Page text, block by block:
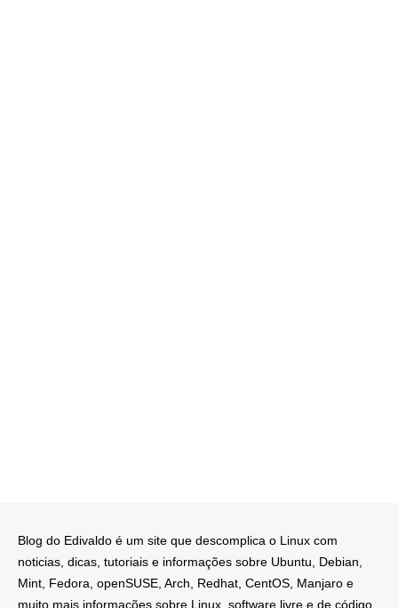
Blog do Edivaldo é um site que descomplica o Linux com
noticias, dicas, tutoriais e informações sobre Ubuntu, Debian,
Mint, Fedora, openSUSE, Arch, Redhat, CentOS, Manjaro e
muito mais informações sobre Linux, software livre e de código